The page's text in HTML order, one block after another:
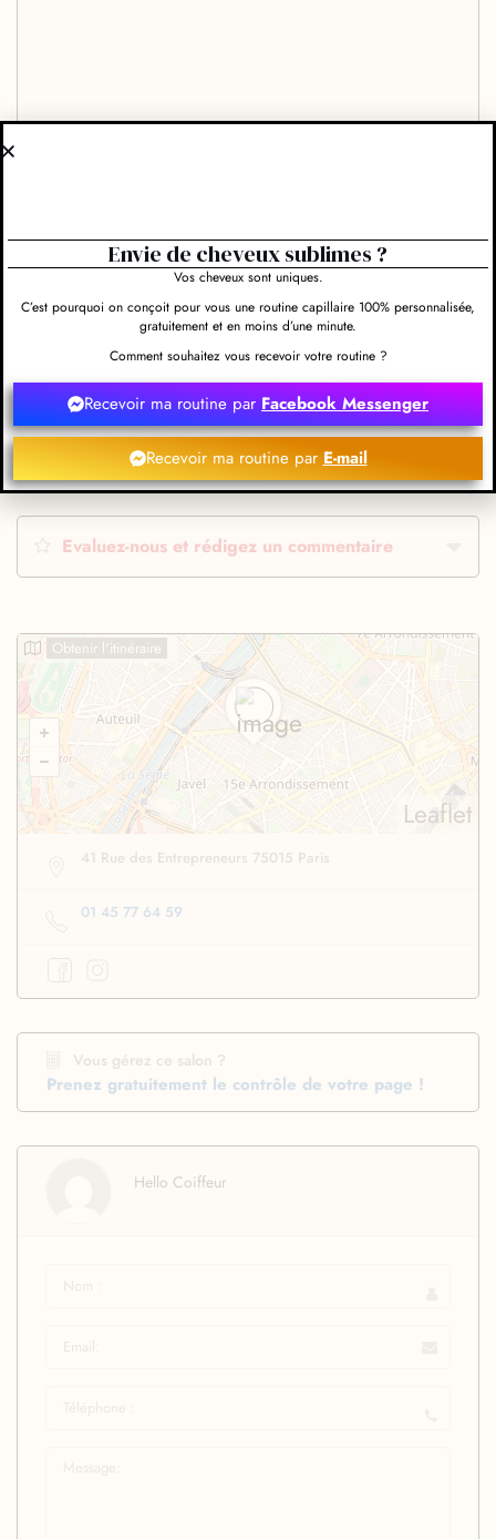
Evaluez-nous et rédigez un commentaire
Leaflet
Obtenir l'itinéraire
41 Rue des Entrepreneurs 75015 Paris
01 45 77 64 59
Vous gérez ce salon ?
Prenez gratuitement le contrôle de votre page !
Hello Coiffeur
Envie de cheveux sublimes ?
Vos cheveux sont uniques.
C’est pourquoi on conçoit pour vous une routine capillaire 100% personnalisée,
gratuitement et en moins d’une minute.
Comment souhaitez vous recevoir votre routine ?
Recevoir ma routine parFacebook Messenger
Recevoir ma routine par E-mail